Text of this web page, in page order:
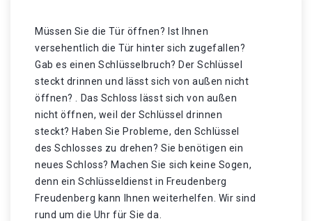
Müssen Sie die Tür öffnen? Ist Ihnen
versehentlich die Tür hinter sich zugefallen?
Gab es einen Schlüsselbruch? Der Schlüssel
steckt drinnen und lässt sich von außen nicht
öffnen? . Das Schloss lässt sich von außen
nicht öffnen, weil der Schlüssel drinnen
steckt? Haben Sie Probleme, den Schlüssel
des Schlosses zu drehen? Sie benötigen ein
neues Schloss? Machen Sie sich keine Sogen,
denn ein Schlüsseldienst in Freudenberg
Freudenberg kann Ihnen weiterhelfen. Wir sind
rund um die Uhr für Sie da.